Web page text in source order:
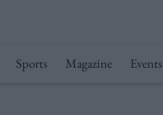
Sports Magazine Events